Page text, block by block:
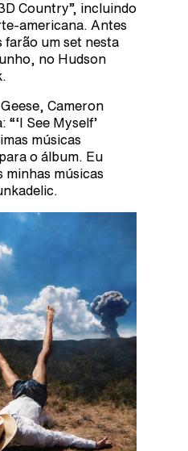
Country”, incluindo
americana. Antes
farão um set nesta
no Hudson
Cameron
See Myself’
músicas
o álbum. Eu
minhas músicas